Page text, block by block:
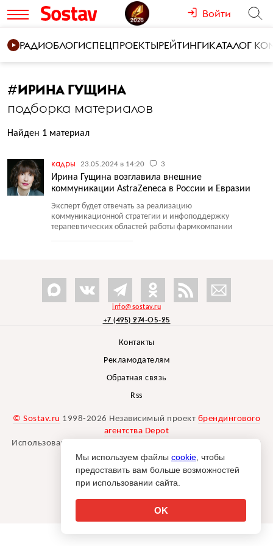
Войти
РАДИОБЛОГИСПЕЦПРОЕКТЫРЕЙТИНГИКАТАЛОГ
#ИРИНА ГУЩИНА
подборка материалов
Найден 1 материал
кадры 23.05.2024 в 14:20 3
Ирина Гущина возглавила внешние
коммуникации AstraZeneca в России и Евразии
Эксперт будет отвечать за реализацию
коммуникационной стратегии и инфоподдержку
терапевтических областей работы фармкомпании
info@sostav.ru
+7 (495) 274-05-25
Контакты
Рекламодателям
Обратная связь
Rss
© Sostav.ru 1998-2026 Независимый проект брендингового
агентства Depot
Использование материалов Sostav.ru допустимо только при
указании источника.
Дизайн сайта -Liqium.
18+
Мы используем файлы cookie , чтобы
предоставить вам больше возможностей
при использовании сайта.
OK